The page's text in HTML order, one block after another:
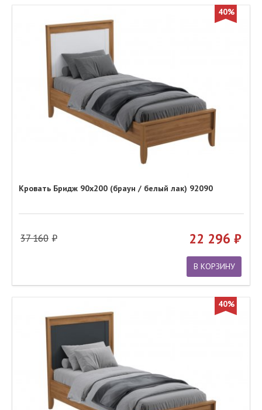
40%
Кровать Бридж 90х200 (браун / белый лак) 92090
37 160 22 296
В КОРЗИНУ
40%